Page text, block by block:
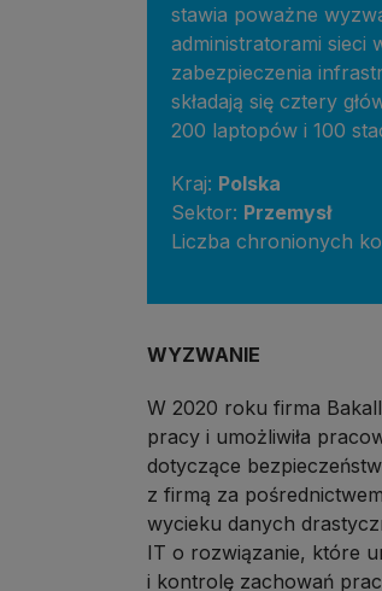
stawia poważne
administratorami sieci
zabezpieczenia
składają się cztery
200 laptopów i 100
Kraj: Polska
Sektor: Przemysł
Liczba chronionych
WYZWANIE
W 2020 roku firma
pracy i umożliwiła
dotyczące
z firmą za
wycieku danych
IT o rozwiązanie, które
i kontrolę zachowań